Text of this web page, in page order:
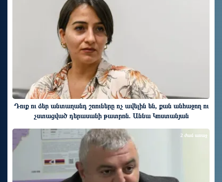
Դուք ու ձեր անտաղանդ շոուները ոչ ավելին են, քան անհաջող ու
չստացված դերասանի թատրոն. Աննա Կոստանյան
2 ժամ առաջ